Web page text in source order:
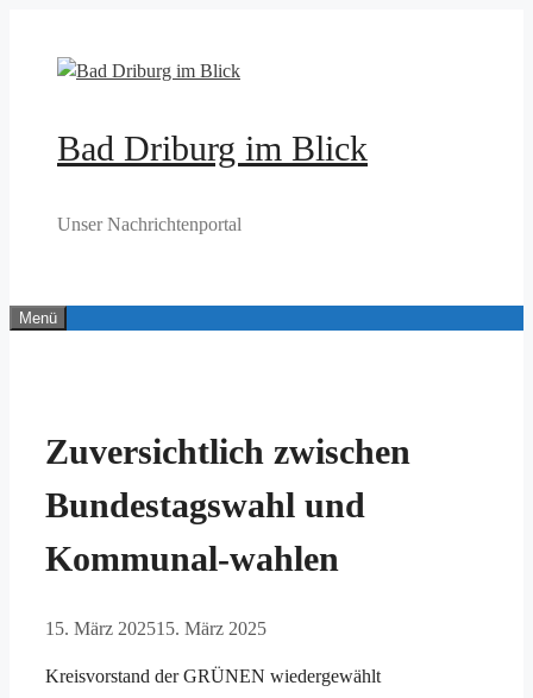
springen
Bad Driburg im Blick
Unser Nachrichtenportal
Menü
Zuversichtlich zwischen
Bundestagswahl und
Kommunal-wahlen
15. März 202515. März 2025
Kreisvorstand der GRÜNEN wiedergewählt